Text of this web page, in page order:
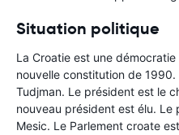
Situation politique
La Croatie est une
nouvelle constitution de
Tudjman. Le président est le
nouveau président est élu.
Mesic. Le Parlement croate